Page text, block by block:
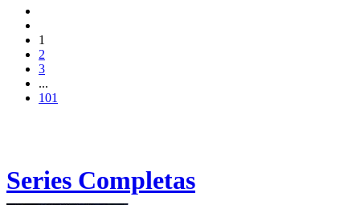
1
2
3
...
101
Series Completas